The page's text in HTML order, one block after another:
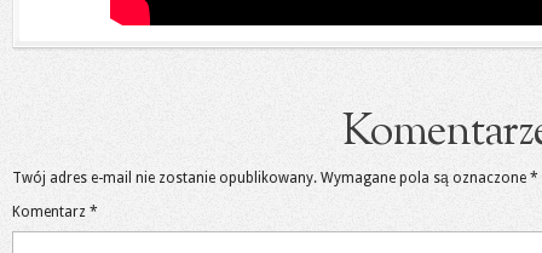
Twój adres e-mail nie zostanie opublikowany. Wymagane pola są oznaczone *
Komentarz *